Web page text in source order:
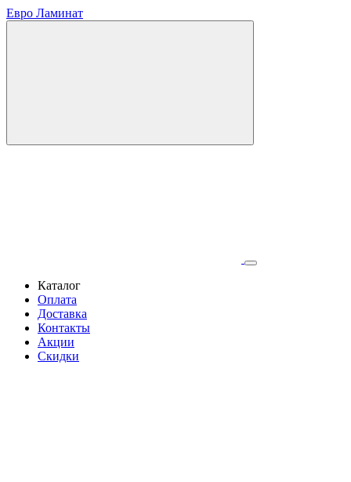
Евро Ламинат
Каталог
Оплата
Доставка
Контакты
Акции
Скидки